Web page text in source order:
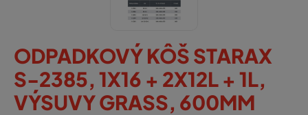
ODPADKOVÝ KÔŠ STARAX
S-2385, 1X16 + 2X12L + 1L,
VÝSUVY GRASS, 600MM